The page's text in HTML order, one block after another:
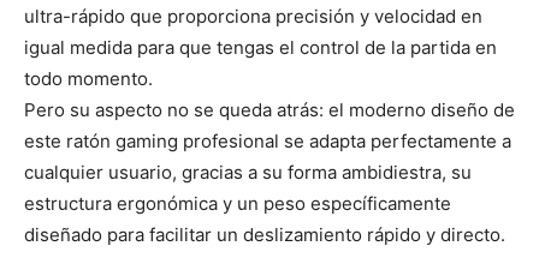
ultra-rápido que proporciona precisión y velocidad en
igual medida para que tengas el control de la partida en
todo momento.
Pero su aspecto no se queda atrás: el moderno diseño de
este ratón gaming profesional se adapta perfectamente a
cualquier usuario, gracias a su forma ambidiestra, su
estructura ergonómica y un peso específicamente
diseñado para facilitar un deslizamiento rápido y directo.